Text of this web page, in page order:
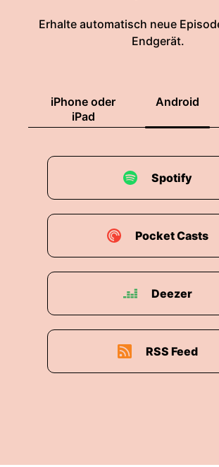
Erhalte automatisch neue
Endgerät.
iPhone oder
iPad
Android
Spotify
Pocket Casts
Deezer
RSS Feed